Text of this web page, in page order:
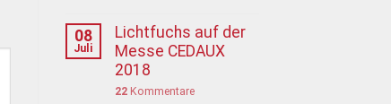
08
Juli
Lichtfuchs auf der
Messe CEDAUX
2018
22Kommentare